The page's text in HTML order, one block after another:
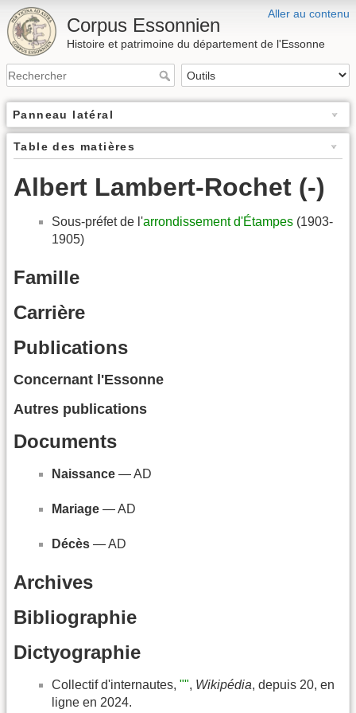
Aller au contenu
Corpus Essonnien
Histoire et patrimoine du département de l'Essonne
Panneau latéral
Table des matières
Albert Lambert-Rochet (-)
Sous-préfet de l'arrondissement d'Étampes (1903-
1905)
Famille
Carrière
Publications
Concernant l'Essonne
Autres publications
Documents
Naissance — AD
Mariage — AD
Décès — AD
Archives
Bibliographie
Dictyographie
Collectif d'internautes, "", Wikipédia, depuis 20, en
ligne en 2024.